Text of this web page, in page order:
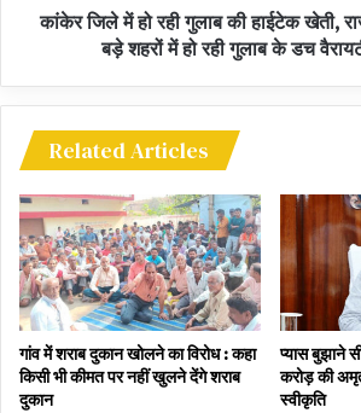
technical courses
छत्तीसगढ़ तकनीकी संस्थाओं हेतु प्रवेश
होंगे उपलब्ध
विभिन्न तकनीकी पाठ्यक्रम में प्रवेश हेतु
कांकेर जिले में हो रही गुलाब की हाईटेक खेती,
बड़े शहरों में हो रही गुलाब के डच
Related Articles
गांव में शराब दुकान खोलने का विरोध : कहा
किसी भी कीमत पर नहीं खुलने देंगे शराब
दुकान
प्यास बुझाने
करोड़ की
स्वीकृति